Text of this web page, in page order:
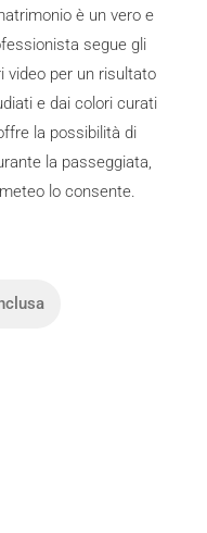
è un vero e
segue gli
video per un risultato
e dai colori curati
la possibilità di
la passeggiata,
lo consente.